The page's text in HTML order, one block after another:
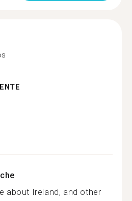
about Ireland, and other